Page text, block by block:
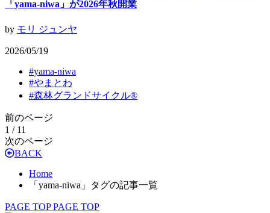
「yama-niwa」が2026年秋開業
by モリ ジュンヤ
2026/05/19
#yama-niwa
#やまとわ
#森林グランドサイクル®
前のページ
1 / 11
次のページ
BACK
Home
「yama-niwa」タグの記事一覧
PAGE TOP PAGE TOP